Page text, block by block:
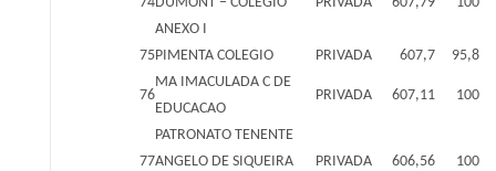
ANEXO I
75PIMENTA COLEGIO PRIVADA 607,7 95,8
76
MA IMACULADA C DE
EDUCACAO
PRIVADA 607,11 100
77
PATRONATO TENENTE
ANGELO DE SIQUEIRA
PRIVADA 606,56 100